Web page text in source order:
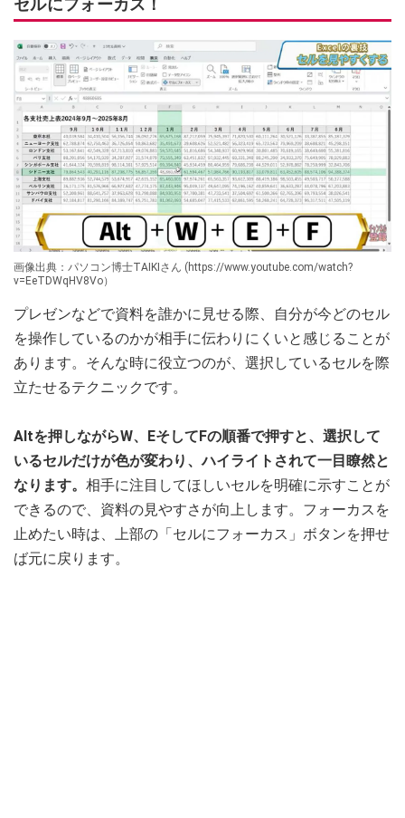
画像出典：パソコン博士TAIKIさん (https://www.youtube.com/watch?
v=EeTDWqHV8Vo）
プレゼンなどで資料を誰かに見せる際、自分が今どのセル
を操作しているのかが相手に伝わりにくいと感じることが
あります。そんな時に役立つのが、選択しているセルを際
立たせるテクニックです。
Altを押しながらW、EそしてFの順番で押すと、選択して
いるセルだけが色が変わり、ハイライトされて一目瞭然と
なります。 相手に注目してほしいセルを明確に示すことが
できるので、資料の見やすさが向上します。フォーカスを
止めたい時は、上部の「セルにフォーカス」ボタンを押せ
ば元に戻ります。